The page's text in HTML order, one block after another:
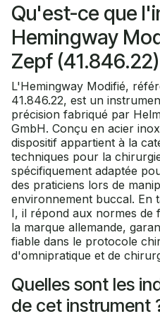
Qu'est-ce que
Hemingway
Zepf
L'Hemingway Modifié,
41.846.22, est un
précision fabriqué par
GmbH. Conçu en acier
dispositif appartient à la
techniques pour la
spécifiquement adaptée
des praticiens lors de
environnement buccal. En
I, il répond aux normes de
la marque allemande,
fiable dans le protocole
d'omnipratique et de
Quelles sont les
de cet instrument